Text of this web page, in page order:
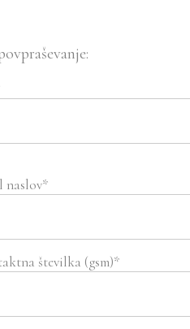
naslov*
številka (gsm)*